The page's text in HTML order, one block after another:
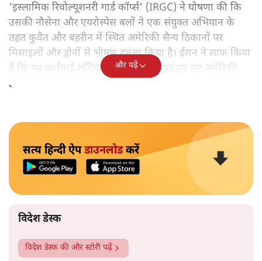
'इस्लामिक रिवोल्यूशनरी गार्ड कॉर्प्स' (IRGC) ने घोषणा की कि
उसकी नौसेना और एयरोस्पेस बलों ने एक संयुक्त अभियान के
तहत कुवैत और बहरीन में स्थित अमेरिकी सैन्य ठिकानों पर
मिसाइलों और ड्रोनों से भीषण हमला किया है। ईरान ने साफ किया
है कि यह कार्रवाई शनिवार को ईरानी क्षेत्र पर हुए नए अमेरिकी
हमलों के जवाब में की गई है।
और पढ़ें
सत्य हिन्दी ऐपडाउनलोडकरें
विदेश डेस्क
विदेश डेस्क की और स्टोरी पढ़ें